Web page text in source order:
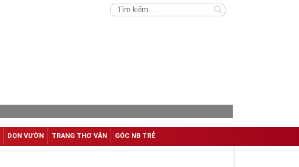
DỌN VƯỜN TRANG THƠ VĂN GÓC NB TRẺ